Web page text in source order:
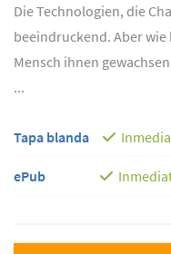
Die Technologien, die
beeindruckend. Aber
Mensch ihnen
...
Tapa blanda
ePub